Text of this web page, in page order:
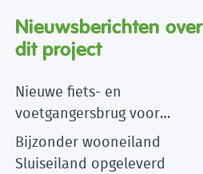
Nieuwsberichten over
dit project
Nieuwe fiets- en
voetgangersbrug voor
wooneiland Sluiseiland in
Arnhem
Bijzonder wooneiland
Sluiseiland opgeleverd